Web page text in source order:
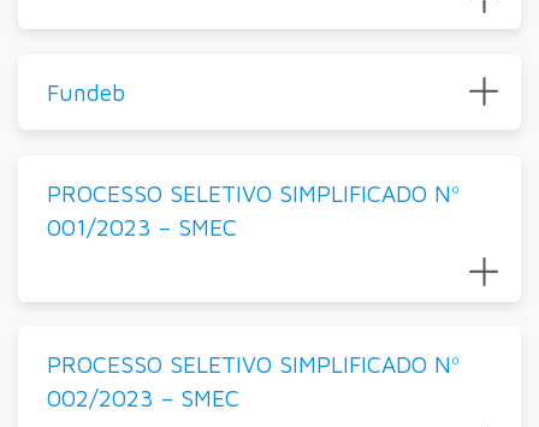
Fundeb
PROCESSO SELETIVO SIMPLIFICADO Nº
001/2023 – SMEC
PROCESSO SELETIVO SIMPLIFICADO Nº
002/2023 – SMEC